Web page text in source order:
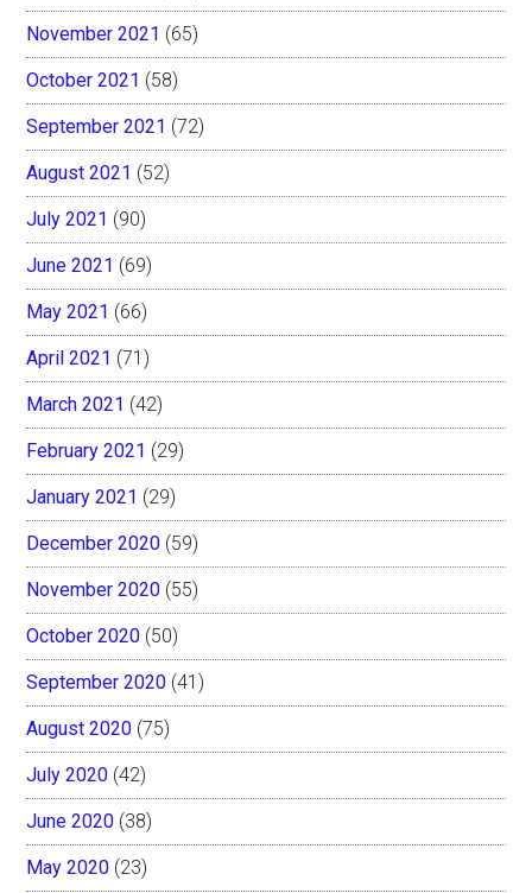
November 2021 (65)
October 2021 (58)
September 2021 (72)
August 2021 (52)
July 2021 (90)
June 2021 (69)
May 2021 (66)
April 2021 (71)
March 2021 (42)
February 2021 (29)
January 2021 (29)
December 2020 (59)
November 2020 (55)
October 2020 (50)
September 2020 (41)
August 2020 (75)
July 2020 (42)
June 2020 (38)
May 2020 (23)